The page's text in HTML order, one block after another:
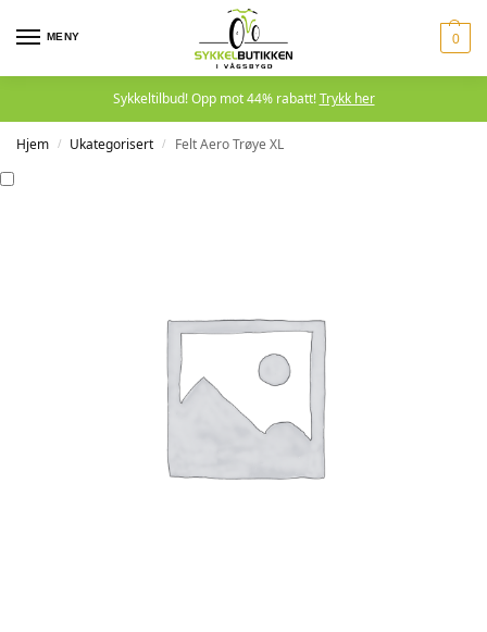
MENY 0
Sykkeltilbud! Opp mot 44% rabatt!Trykk her
Hjem / Ukategorisert / Felt Aero Trøye XL